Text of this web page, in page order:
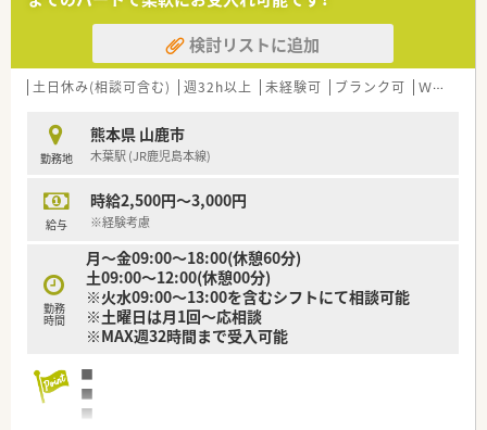
■女性が多数活躍している職場でチーム医療に貢献したい方を
募集しています。
【法人特徴について】
■高齢者向け住宅や介護老人保健施設など幅広い事業を展開し
■地域医療を支えるため複数施設を運営しトータルサポートを
目指している法人です。
■関連施設と連携して切れ目のない医療・介護サービスを提供し
【求人情報について】
できます。
■経験を考慮した上で給与額を決定するため転職後も安定して
働けます。
■賞与は年2回で計4.3ヶ月分の支給実績があるためやりがいを
感じられます。
検討リストに追加
土日休み(相談可含む) 週32h以上 未経験可 ブランク可 Ｗワーク可
勤務地
熊本県 山鹿市
木葉駅 (JR鹿児島本線)
給与
時給2,500円～3,000円
※経験考慮
勤務
時間
月～金09:00～18:00(休憩60分)
土09:00～12:00(休憩00分)
※火水09:00～13:00を含むシフトにて相談可能
※土曜日は月1回～応相談
※MAX週32時間まで受入可能
■
■
■